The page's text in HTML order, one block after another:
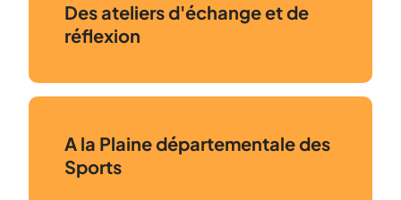
Des ateliers d'échange et de
réflexion
A la Plaine départementale des
Sports